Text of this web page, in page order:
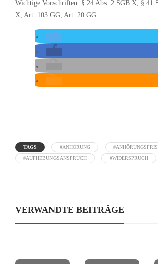
Wichtige Vorschriften: § 24 Abs. 2 SGB X, § 41
X, Art. 103 GG, Art. 20 GG
TAGS #ANHÖRUNG
#AUFHEBUNGSANSPRUCH
#WIDERSPRUCH
VERWANDTE BEITRÄGE